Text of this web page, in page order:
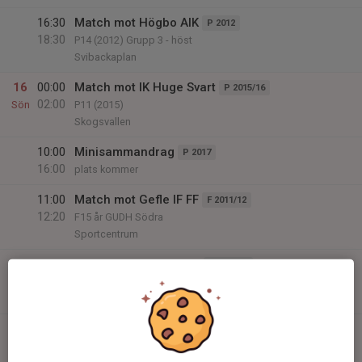
16:30
18:30
Match mot Högbo AIK P 2012
P14 (2012) Grupp 3 - höst
Svibackaplan
16
Sön
00:00
02:00
Match mot IK Huge Svart P 2015/16
P11 (2015)
Skogsvallen
10:00
16:00
Minisammandrag P 2017
plats kommer
11:00
12:20
Match mot Gefle IF FF F 2011/12
F15 år GUDH Södra
Sportcentrum
12:30
Match mot Hille IF Gul
Match mot Storviks IF Vit
P14 (2012) Grupp 1 - höst